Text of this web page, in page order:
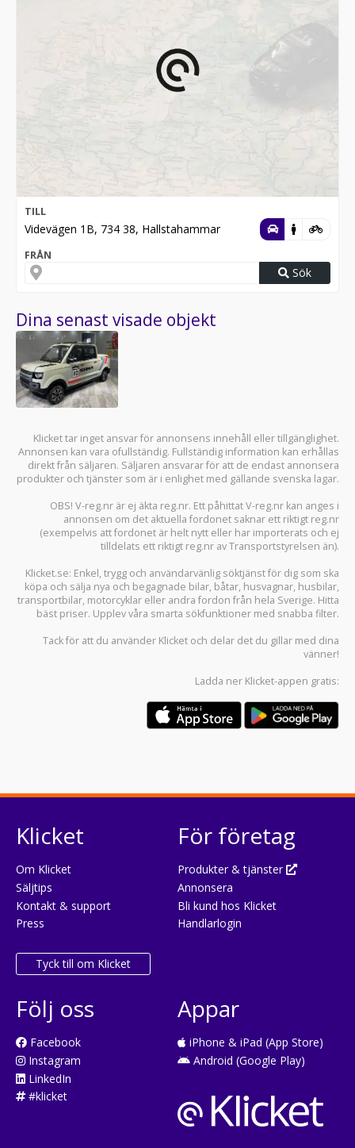
TILL
Videvägen 1B, 734 38, Hallstahammar
FRÅN
Sök
Dina senast visade objekt
Klicket tar inget ansvar för annonsens innehåll eller tillgänglighet.
Annonsen kan vara ofullständig. Fullständig information kan erhållas
direkt från säljaren. Säljaren ansvarar för att de endast annonsera
produkter och tjänster som är i enlighet med gällande svenska lagar.
OBS! V-reg.nr är ej äkta reg.nr. Ett påhittat V-reg.nr kan anges i
annonsen om det aktuella fordonet saknar ett riktigt reg.nr
(exempelvis att fordonet är helt nytt eller har importerats och ej
tilldelats ett riktigt reg.nr av Transportstyrelsen än).
Klicket.se: Enkel, trygg och användarvänlig söktjänst för dig som ska
köpa och sälja nya och begagnade bilar, båtar, husvagnar, husbilar,
transportbilar, motorcyklar eller andra fordon från hela Sverige. Hitta
bäst priser. Upplev våra smarta sökfunktioner med snabba filter.
Tack för att du använder Klicket och delar det du gillar med dina
vänner!
Ladda ner Klicket-appen gratis:
Klicket
Om Klicket
Säljtips
Kontakt & support
Press
Tyck till om Klicket
För företag
Produkter & tjänster
Annonsera
Bli kund hos Klicket
Handlarlogin
Följ oss
Facebook
Instagram
LinkedIn
#klicket
Appar
iPhone & iPad (App Store)
Android (Google Play)